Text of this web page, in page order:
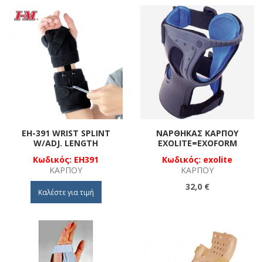
EH-391 WRIST SPLINT
W/ADJ. LENGTH
Κωδικός: EH391
ΚΑΡΠΟΎ
Καλέστε για τιμή
ΝΆΡΘΗΚΑΣ ΚΑΡΠΟΎ
EXOLITE=EXOFORM
Κωδικός: exolite
ΚΑΡΠΟΎ
32,0 €